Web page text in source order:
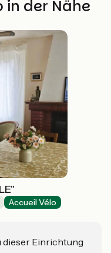
in der Nähe
Accueil Vélo
dieser Einrichtung